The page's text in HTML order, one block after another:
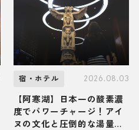
宿・ホテル 2026.08.03
【阿寒湖】日本一の酸素濃
度でパワーチャージ！アイ
ヌの文化と圧倒的な湯量の